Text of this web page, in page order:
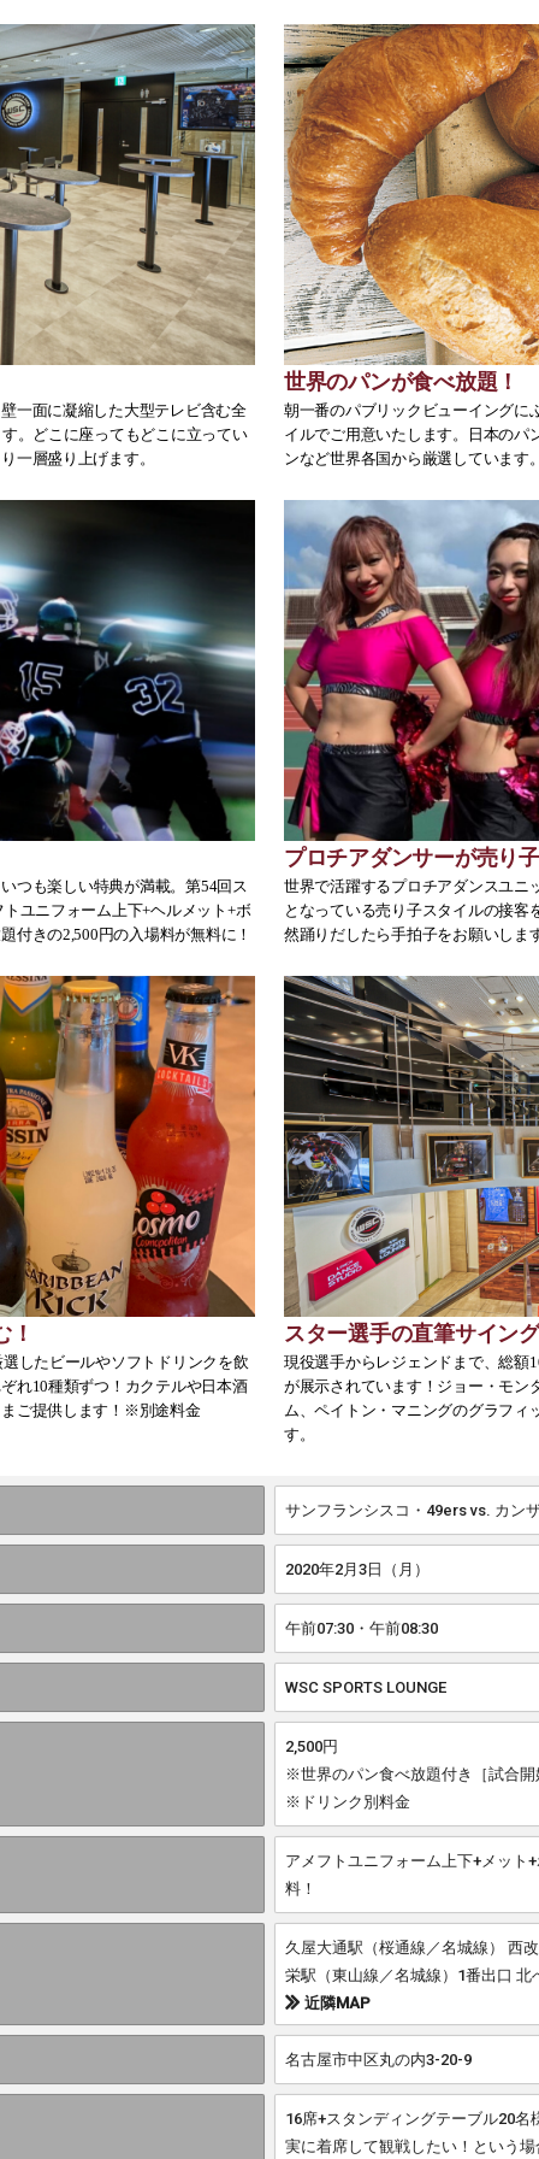
一面に凝縮した大型テレビ含む全
。どこに座ってもどこに立ってい
一層盛り上げます。
世界のパンが食べ放題！
朝一番のパブリックビューイングに
イルでご用意いたします。日本のパ
ンなど世界各国から厳選しています
つも楽しい特典が満載。第54回ス
ユニフォーム上下+ヘルメット+ボ
付きの2,500円の入場料が無料に！
プロチアダンサーが売り
世界で活躍するプロチアダンスユニ
となっている売り子スタイルの接
然踊りだしたら手拍子をお願いしま
！
したビールやソフトドリンクを飲
れ10種類ずつ！カクテルや日本酒
ご提供します！※別途料金
スター選手の直筆サイン
現役選手からレジェンドまで、総額
が展示されています！ジョー・モン
ム、ペイトン・マニングのグラフィ
す。
サンフランシスコ・49ers vs. カン
2020年2月3日（月）
午前07:30・午前08:30
WSC SPORTS LOUNGE
2,500円
※世界のパン食べ放題付き［試合
※ドリンク別料金
アメフトユニフォーム上下+メット
料！
久屋大通駅（桜通線／名城線） 西
栄駅（東山線／名城線）1番出口 北
近隣MAP
名古屋市中区丸の内3-20-9
16席+スタンディングテーブル20
実に着席して観戦したい！という